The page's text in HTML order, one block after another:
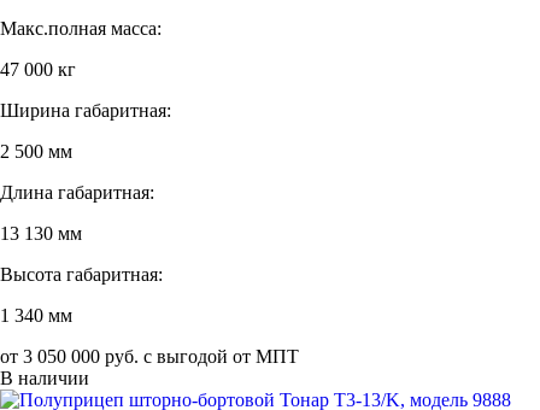
Макс.полная масса:
47 000 кг
Ширина габаритная:
2 500 мм
Длина габаритная:
13 130 мм
Высота габаритная:
1 340 мм
от 3 050 000 руб. с выгодой от МПТ
В наличии